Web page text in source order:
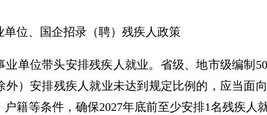
单位、国企招录（聘）残疾人政策
业单位带头安排残疾人就业。 省级、地市级编制
外）安排残疾人就业未达到规定比例的，应当面
籍等条件，确保2027年底前至少安排1名残疾人就